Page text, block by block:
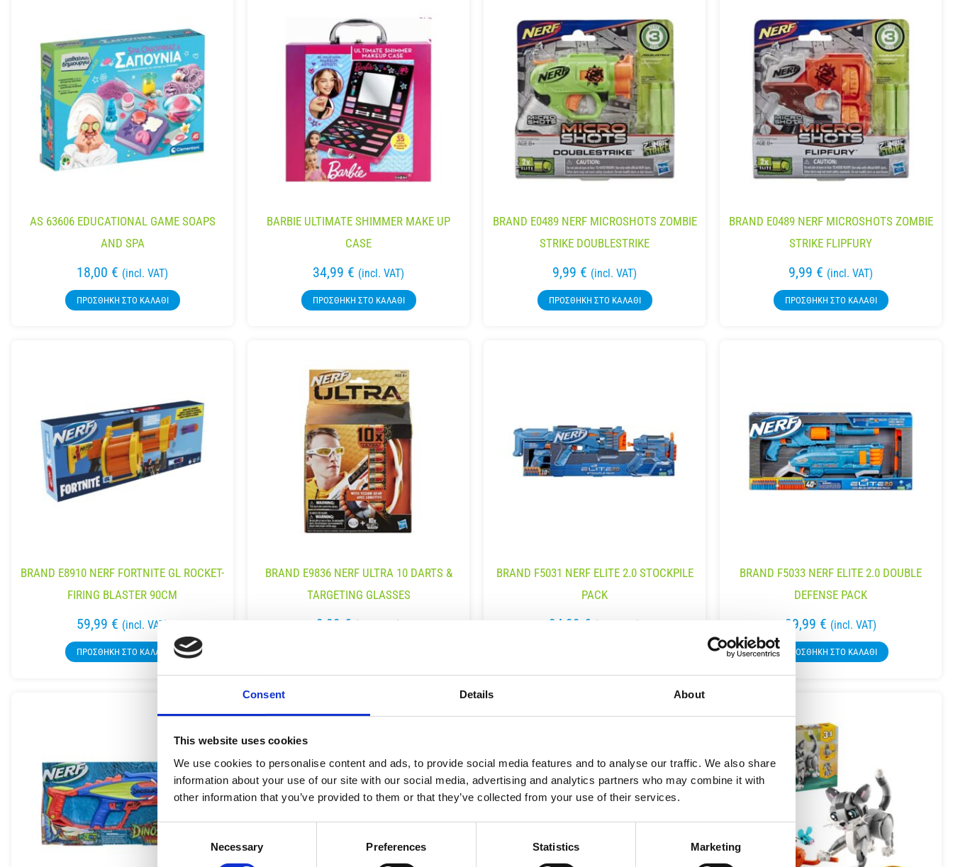
Consent Details About
This website uses cookies
We use cookies to personalise content and ads, to provide social media features and to analyse our traffic. We also share
information about your use of our site with our social media, advertising and analytics partners who may combine it with
other information that you’ve provided to them or that they’ve collected from your use of their services.
Consent
Selection
Necessary Preferences Statistics Marketing
AS 63606 EDUCATIONAL GAME SOAPS
AND SPA
18,00 € (incl. VAT)
ΠΡΟΣΘΉΚΗ ΣΤΟ ΚΑΛΆΘΙ
BARBIE ULTIMATE SHIMMER MAKE UP
CASE
34,99 € (incl. VAT)
ΠΡΟΣΘΉΚΗ ΣΤΟ ΚΑΛΆΘΙ
BRAND E0489 NERF MICROSHOTS ZOMBIE
STRIKE DOUBLESTRIKE
9,99 € (incl. VAT)
ΠΡΟΣΘΉΚΗ ΣΤΟ ΚΑΛΆΘΙ
BRAND E0489 NERF MICROSHOTS ZOMBIE
STRIKE FLIPFURY
9,99 € (incl. VAT)
ΠΡΟΣΘΉΚΗ ΣΤΟ ΚΑΛΆΘΙ
BRAND E8910 NERF FORTNITE GL ROCKET-
FIRING BLASTER 90CM
59,99 € (incl. VAT)
ΠΡΟΣΘΉΚΗ ΣΤΟ ΚΑΛΆΘΙ
BRAND E9836 NERF ULTRA 10 DARTS &
TARGETING GLASSES
9,99 €
BRAND F5031 NERF ELITE 2.0 STOCKPILE
PACK
34,99 €
BRAND F5033 NERF ELITE 2.0 DOUBLE
DEFENSE PACK
39,99 € (incl. VAT)
ΠΡΟΣΘΉΚΗ ΣΤΟ ΚΑΛΆΘΙ